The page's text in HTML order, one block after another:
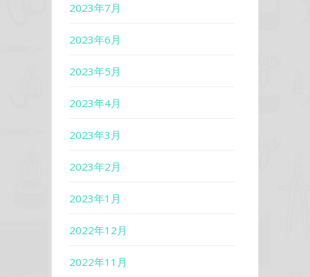
2023年7月
2023年6月
2023年5月
2023年4月
2023年3月
2023年2月
2023年1月
2022年12月
2022年11月